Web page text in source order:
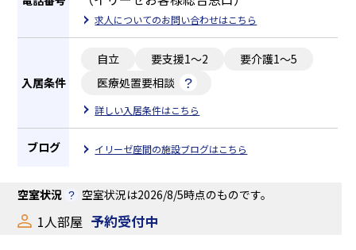
求人についてのお問い合わせはこちら
入居条件
自立 要支援1～2
要介護1～5
医療処置要相談
詳しい入居条件はこちら
ブログ イリーゼ座間の施設ブログはこちら
空室状況 空室状況は2026/8/5時点のものです。
1人部屋 予約受付中